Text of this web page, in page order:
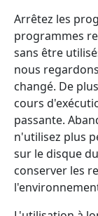
Arrêtez les
programmes
sans être
nous
changé. De
cours
passante.
n'utilisez plus
sur le disque
conserver les